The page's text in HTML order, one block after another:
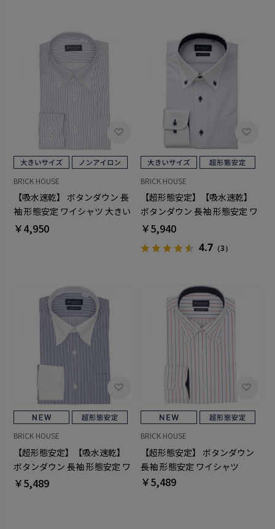
BRICK HOUSE
【吸水速乾】 ボタンダウン 長
袖 形態安定 ワイシャツ 大きい
サイズ
￥4,950
BRICK HOUSE
【超形態安定】【吸水速乾】
ボタンダウン 長袖 形態安定 ワ
イシャツ 大きいサイズ
￥5,940
4.7 （3）
BRICK HOUSE
【超形態安定】【吸水速乾】
ボタンダウン 長袖 形態安定 ワ
イシャツ
￥5,489
BRICK HOUSE
【超形態安定】 ボタンダウン
長袖 形態安定 ワイシャツ
￥5,489